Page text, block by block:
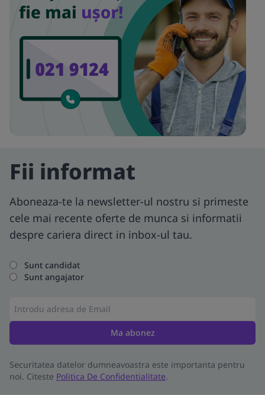
Fii informat
Aboneaza-te la newsletter-ul nostru si primeste
cele mai recente oferte de munca si informatii
despre cariera direct in inbox-ul tau.
Sunt candidat
Sunt angajator
Ma abonez
Securitatea datelor dumneavoastra este importanta pentru
noi. Citeste Politica De Confidentialitate.